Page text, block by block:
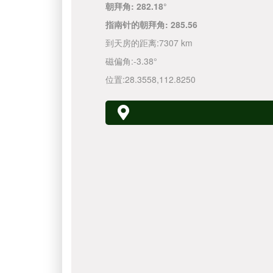
朝拜角: 282.18°
指南针的朝拜角: 285.56
到天房的距离:7307 km
磁偏角:-3.38°
位置:28.3558,112.8250